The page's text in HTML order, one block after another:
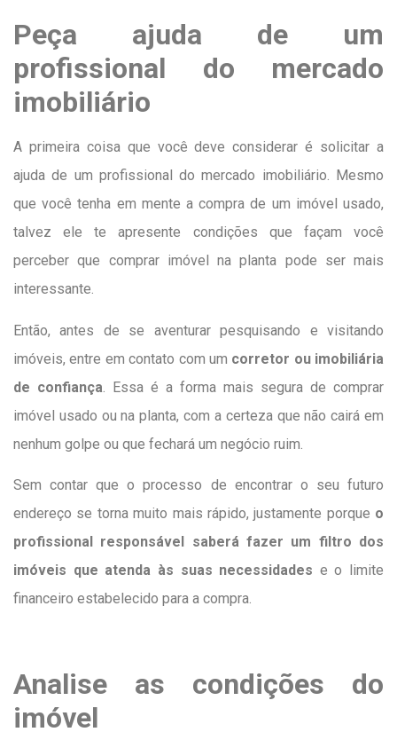
Peça ajuda de um
profissional do mercado
imobiliário
A primeira coisa que você deve considerar é solicitar a
ajuda de um profissional do mercado imobiliário. Mesmo
que você tenha em mente a compra de um imóvel usado,
talvez ele te apresente condições que façam você
perceber que comprar imóvel na planta pode ser mais
interessante.
Então, antes de se aventurar pesquisando e visitando
imóveis, entre em contato com um corretor ou imobiliária
de confiança . Essa é a forma mais segura de comprar
imóvel usado ou na planta, com a certeza que não cairá em
nenhum golpe ou que fechará um negócio ruim.
Sem contar que o processo de encontrar o seu futuro
endereço se torna muito mais rápido, justamente porque o
profissional responsável saberá fazer um filtro dos
imóveis que atenda às suas necessidades e o limite
financeiro estabelecido para a compra.
Analise as condições do
imóvel